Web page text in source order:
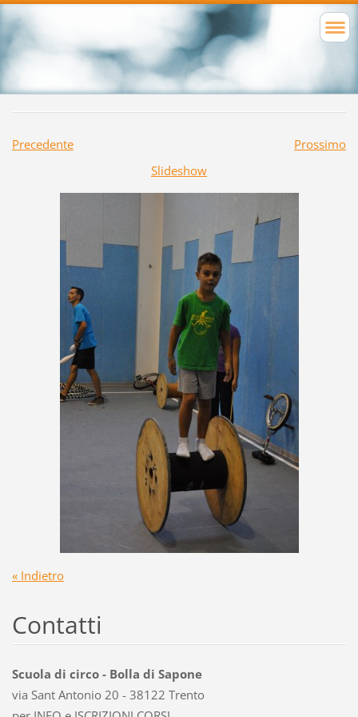
Precedente
Prossimo
Slideshow
« Indietro
Contatti
Scuola di circo - Bolla di Sapone
via Sant Antonio 20 - 38122 Trento